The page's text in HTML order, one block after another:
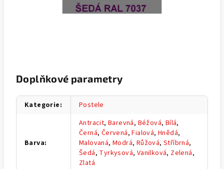
Doplňkové parametry
Kategorie: Postele
Barva:
Antracit,Barevná, Béžová, Bílá,
Černá, Červená,Fialová,Hnědá,
Malovaná,Modrá, Růžová,Stříbrná,
Šedá, Tyrkysová, Vanilková, Zelená,
Zlatá